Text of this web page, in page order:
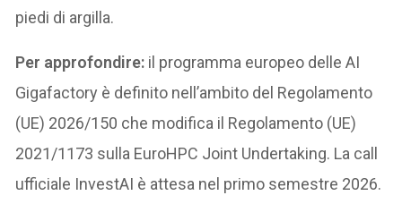
piedi di argilla.
Per approfondire: il programma europeo delle AI
Gigafactory è definito nell’ambito del Regolamento
(UE) 2026/150 che modifica il Regolamento (UE)
2021/1173 sulla EuroHPC Joint Undertaking. La call
ufficiale InvestAI è attesa nel primo semestre 2026.